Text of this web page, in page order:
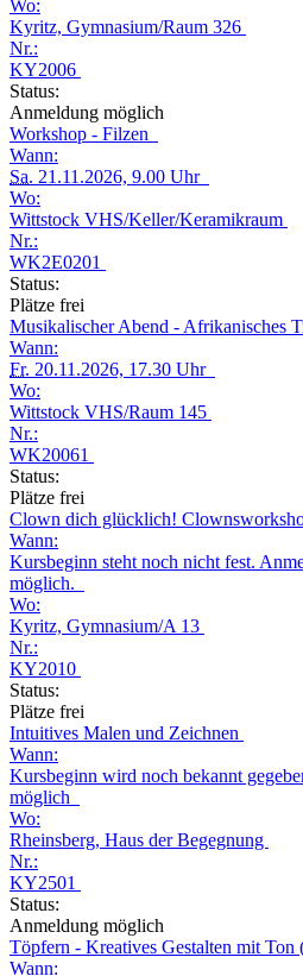
Wo:
Kyritz, Gymnasium/Raum 326
Nr.:
KY2006
Status:
Anmeldung möglich
Workshop - Filzen
Wann:
Sa. 21.11.2026, 9.00 Uhr
Wo:
Wittstock VHS/Keller/Keramikraum
Nr.:
WK2E0201
Status:
Plätze frei
Musikalischer Abend - Afrikanisches
Wann:
Fr. 20.11.2026, 17.30 Uhr
Wo:
Wittstock VHS/Raum 145
Nr.:
WK20061
Status:
Plätze frei
Clown dich glücklich!
Wann:
Kursbeginn steht noch nicht fest.
möglich.
Wo:
Kyritz, Gymnasium/A 13
Nr.:
KY2010
Status:
Plätze frei
Intuitives Malen und Zeichnen
Wann:
Kursbeginn wird noch bekannt
möglich
Wo:
Rheinsberg, Haus der Begegnung
Nr.:
KY2501
Status:
Anmeldung möglich
Töpfern - Kreatives Gestalten mit Ton
Wann: